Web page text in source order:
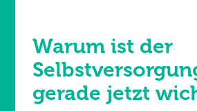
Warum ist der
gerade jetzt